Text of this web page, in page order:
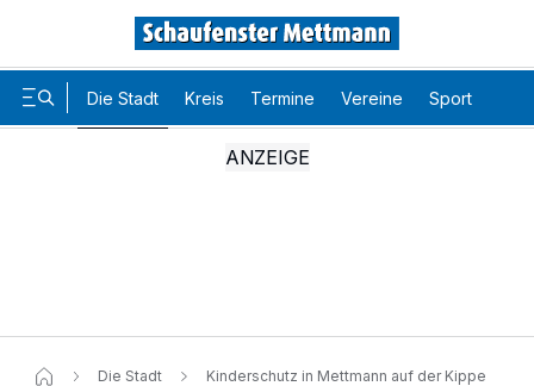
Die Stadt Kreis Termine Vereine Sport
Die Stadt Kinderschutz in Mettmann auf der Kippe​